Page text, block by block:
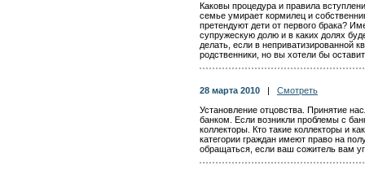
Каковы процедура и правила
семье умирает кормилец и
претендуют дети от первого брака?
супружескую долю и в каких долях
делать, если в неприватизированной
родственники, но вы хотели бы
28 марта 2010
Смотреть
Установление отцовства. Принятие
банком. Если возникли проблемы с
коллекторы. Кто такие коллекторы и
категории граждан имеют право на
обращаться, если ваш сожитель вам